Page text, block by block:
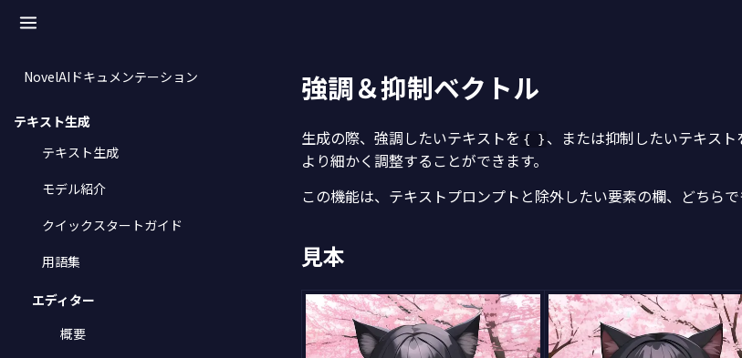
NovelAIドキュメンテーション
テキスト生成
テキスト生成
モデル紹介
クイックスタートガイド
用語集
エディター
概要
強調＆抑制ベクトル
生成の際、強調したいテキストを { } 、または抑制したいテキスト
より細かく調整することができます。
この機能は、テキストプロンプトと除外したい要素の欄、どちらで
見本